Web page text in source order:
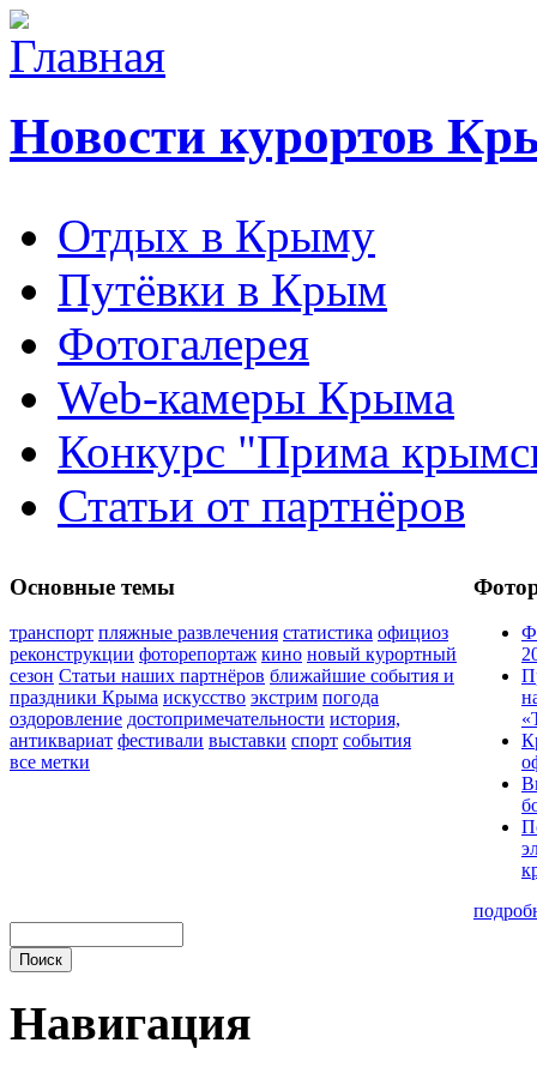
Новости курортов
Отдых в Крыму
Путёвки в Крым
Фотогалерея
Web-камеры Крыма
Конкурс "Прима
Статьи от партнёров
Основные темы
транспорт пляжные развлечения статистика официоз
реконструкции фоторепортаж кино новый курортный
сезон Статьи наших партнёров ближайшие события и
праздники Крыма искусство экстрим погода
оздоровление достопримечательности история,
антиквариат фестивали выставки спорт события
все метки
Навигация